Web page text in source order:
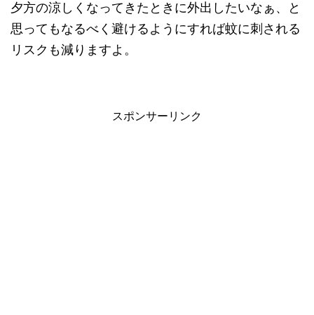
夕方の涼しくなってきたときに外出したいなぁ、と
思ってもなるべく避けるようにすれば蚊に刺される
リスクも減りますよ。
スポンサーリンク